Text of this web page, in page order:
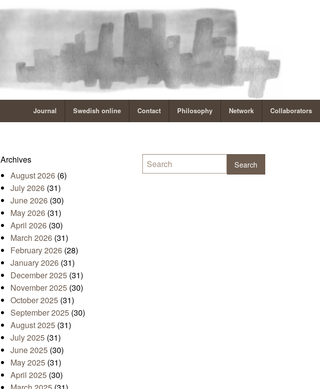
Journal Swedish online Contact Philosophy Network Collaborators
Archives
August 2026 (6)
July 2026 (31)
June 2026 (30)
May 2026 (31)
April 2026 (30)
March 2026 (31)
February 2026 (28)
January 2026 (31)
December 2025 (31)
November 2025 (30)
October 2025 (31)
September 2025 (30)
August 2025 (31)
July 2025 (31)
June 2025 (30)
May 2025 (31)
April 2025 (30)